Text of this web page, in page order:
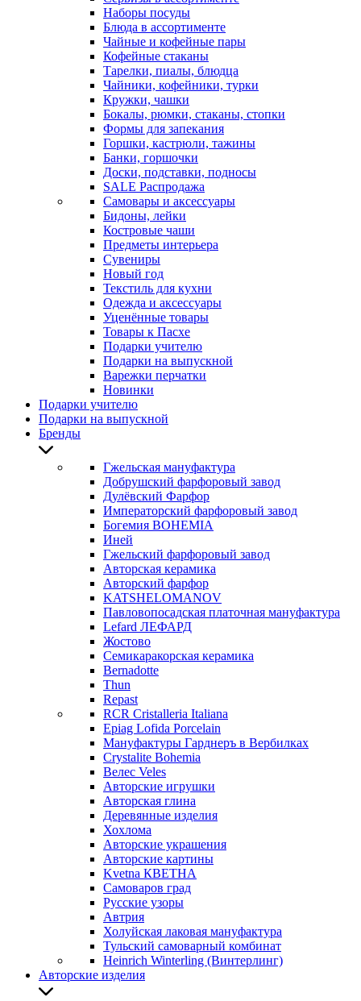
Наборы посуды
Блюда в ассортименте
Чайные и кофейные пары
Кофейные стаканы
Тарелки, пиалы, блюдца
Чайники, кофейники, турки
Кружки, чашки
Бокалы, рюмки, стаканы, стопки
Формы для запекания
Горшки, кастрюли, тажины
Банки, горшочки
Доски, подставки, подносы
SALE Распродажа
Самовары и аксессуары
Бидоны, лейки
Костровые чаши
Предметы интерьера
Сувениры
Новый год
Текстиль для кухни
Одежда и аксессуары
Уценённые товары
Товары к Пасхе
Подарки учителю
Подарки на выпускной
Варежки перчатки
Новинки
Подарки учителю
Подарки на выпускной
Бренды
Гжельская мануфактура
Добрушский фарфоровый завод
Дулёвский Фарфор
Императорский фарфоровый завод
Богемия BOHEMIA
Иней
Гжельский фарфоровый завод
Авторская керамика
Авторский фарфор
KATSHELOMANOV
Павловопосадская платочная мануфактура
Lefard ЛЕФАРД
Жостово
Семикаракорская керамика
Bernadotte
Thun
Repast
RCR Cristalleria Italiana
Epiag Lofida Porcelain
Мануфактуры Гарднеръ в Вербилках
Crystalite Bohemia
Велес Veles
Авторские игрушки
Авторская глина
Деревянные изделия
Хохлома
Авторские украшения
Авторские картины
Kvetna КВЕТНА
Самоваров град
Русские узоры
Автрия
Холуйская лаковая мануфактура
Тульский самоварный комбинат
Heinrich Winterling (Винтерлинг)
Авторские изделия